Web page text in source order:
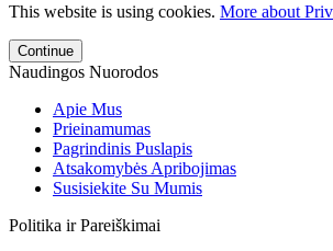
This website is using cookies. More about
Continue
Naudingos Nuorodos
Apie Mus
Prieinamumas
Pagrindinis Puslapis
Atsakomybės Apribojimas
Susisiekite Su Mumis
Politika ir Pareiškimai